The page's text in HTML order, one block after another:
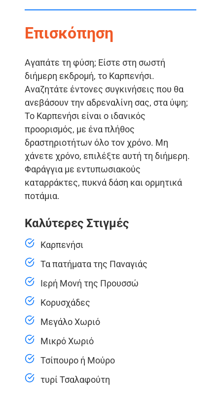
Επισκόπηση
Αγαπάτε τη φύση; Είστε στη σωστή
διήμερη εκδρομή, το Καρπενήσι.
Αναζητάτε έντονες συγκινήσεις που θα
ανεβάσουν την αδρεναλίνη σας, στα ύψη;
Το Καρπενήσι είναι ο ιδανικός
προορισμός, με ένα πλήθος
δραστηριοτήτων όλο τον χρόνο. Μη
χάνετε χρόνο, επιλέξτε αυτή τη διήμερη.
Φαράγγια με εντυπωσιακούς
καταρράκτες, πυκνά δάση και ορμητικά
ποτάμια.
Καλύτερες Στιγμές
Καρπενήσι
Τα πατήματα της Παναγιάς
Ιερή Μονή της Προυσσώ
Κορυσχάδες
Μεγάλο Χωριό
Μικρό Χωριό
Τσίπουρο ή Μούρο
τυρί Τσαλαφούτη